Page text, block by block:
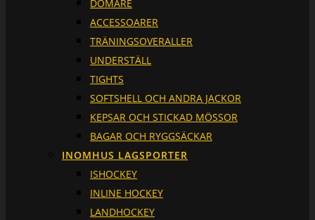
DOMARE
ACCESSOARER
TRÄNINGSOVERALLER
UNDERSTÄLL
TIGHTS
SOFTSHELL OCH ANDRA JACKOR
KEPSAR OCH STICKAD MÖSSOR
BAGAR OCH RYGGSÄCKAR
INOMHUS LAGSPORTER
ISHOCKEY
INLINE HOCKEY
LANDHOCKEY